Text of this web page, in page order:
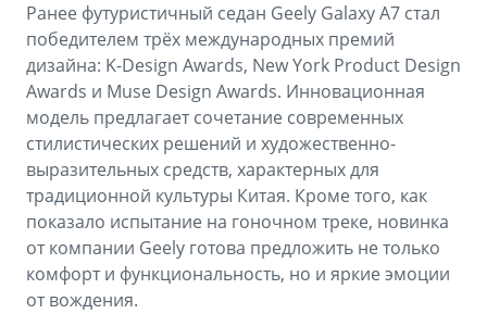
Ранее футуристичный седан Geely Galaxy A7 стал
победителем трёх международных премий
дизайна: K-Design Awards, New York Product Design
Awards и Muse Design Awards. Инновационная
модель предлагает сочетание современных
стилистических решений и художественно-
выразительных средств, характерных для
традиционной культуры Китая. Кроме того, как
показало испытание на гоночном треке, новинка
от компании Geely готова предложить не только
комфорт и функциональность, но и яркие эмоции
от вождения.